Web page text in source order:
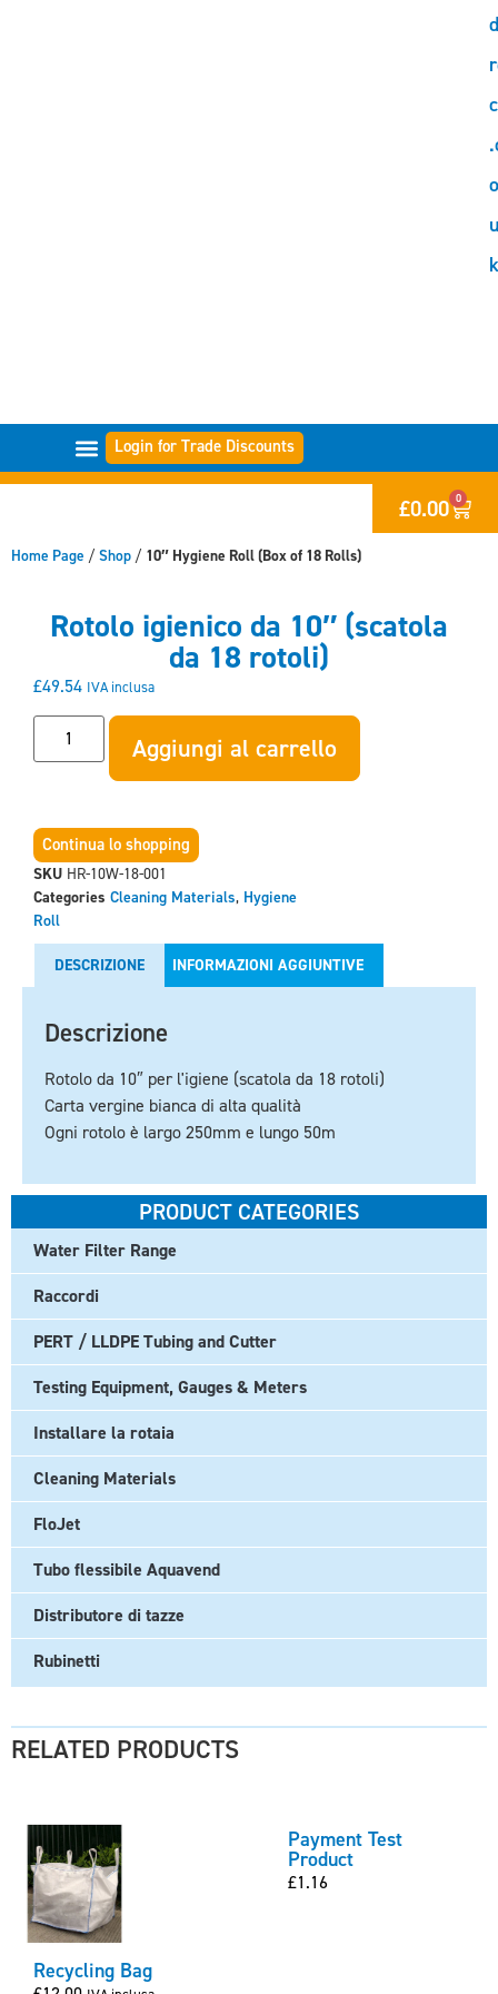
u
k
Login for Trade Discounts
£0.00 0
Home Page / Shop / 10″ Hygiene Roll (Box of 18 Rolls)
Rotolo igienico da 10″ (scatola
da 18 rotoli)
£49.54 IVA inclusa
Aggiungi al carrello
Continua lo shopping
SKU HR-10W-18-001
Categories Cleaning Materials, Hygiene
Roll
DESCRIZIONE INFORMAZIONI AGGIUNTIVE
Descrizione
Rotolo da 10″ per l'igiene (scatola da 18 rotoli)
Carta vergine bianca di alta qualità
Ogni rotolo è largo 250mm e lungo 50m
PRODUCT CATEGORIES
Water Filter Range
Raccordi
PERT / LLDPE Tubing and Cutter
Testing Equipment, Gauges & Meters
Installare la rotaia
Cleaning Materials
FloJet
Tubo flessibile Aquavend
Distributore di tazze
Rubinetti
RELATED PRODUCTS
Recycling Bag
Payment Test
Product
£1.16